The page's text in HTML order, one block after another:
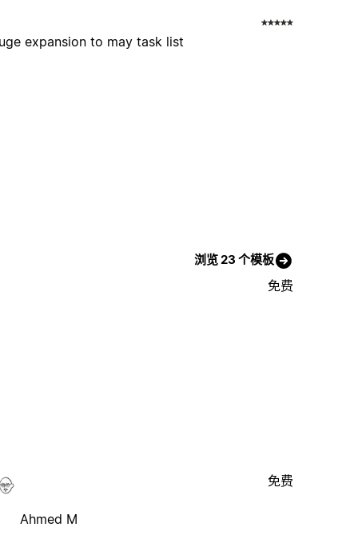
expansion to may task list
浏览 23 个模板
免费
Ahmed M
免费